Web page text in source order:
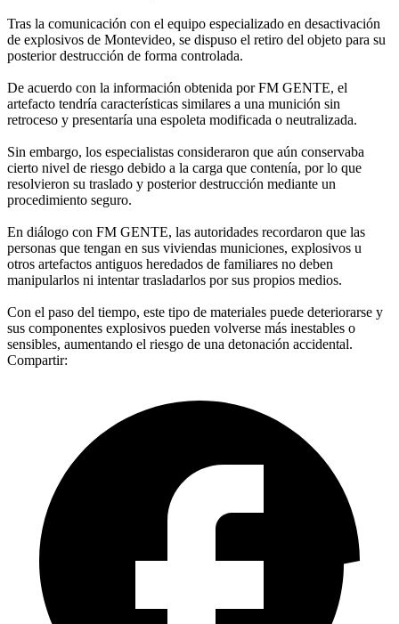
Tras la comunicación con el equipo especializado en desactivación
de explosivos de Montevideo, se dispuso el retiro del objeto para su
posterior destrucción de forma controlada.
De acuerdo con la información obtenida por FM GENTE, el
artefacto tendría características similares a una munición sin
retroceso y presentaría una espoleta modificada o neutralizada.
Sin embargo, los especialistas consideraron que aún conservaba
cierto nivel de riesgo debido a la carga que contenía, por lo que
resolvieron su traslado y posterior destrucción mediante un
procedimiento seguro.
En diálogo con FM GENTE, las autoridades recordaron que las
personas que tengan en sus viviendas municiones, explosivos u
otros artefactos antiguos heredados de familiares no deben
manipularlos ni intentar trasladarlos por sus propios medios.
Con el paso del tiempo, este tipo de materiales puede deteriorarse y
sus componentes explosivos pueden volverse más inestables o
sensibles, aumentando el riesgo de una detonación accidental.
Compartir: